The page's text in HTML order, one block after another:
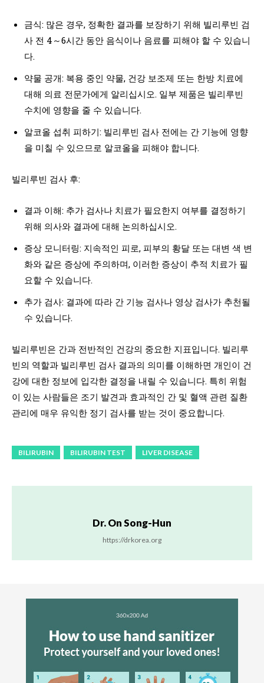
금식: 많은 경우, 정확한 결과를 보장하기 위해 빌리루빈 검
사 전 4～6시간 동안 음식이나 음료를 피해야 할 수 있습니
다.
약물 공개: 복용 중인 약물, 건강 보조제 또는 한방 치료에
대해 의료 전문가에게 알리십시오. 일부 제품은 빌리루빈
수치에 영향을 줄 수 있습니다.
알코올 섭취 피하기: 빌리루빈 검사 전에는 간 기능에 영향
을 미칠 수 있으므로 알코올을 피해야 합니다.
빌리루빈 검사 후:
결과 이해: 추가 검사나 치료가 필요한지 여부를 결정하기
위해 의사와 결과에 대해 논의하십시오.
증상 모니터링: 지속적인 피로, 피부의 황달 또는 대변 색 변
화와 같은 증상에 주의하며, 이러한 증상이 추적 치료가 필
요할 수 있습니다.
추가 검사: 결과에 따라 간 기능 검사나 영상 검사가 추천될
수 있습니다.
빌리루빈은 간과 전반적인 건강의 중요한 지표입니다. 빌리루
빈의 역할과 빌리루빈 검사 결과의 의미를 이해하면 개인이 건
강에 대한 정보에 입각한 결정을 내릴 수 있습니다. 특히 위험
이 있는 사람들은 조기 발견과 효과적인 간 및 혈액 관련 질환
관리에 매우 유익한 정기 검사를 받는 것이 중요합니다.
BILIRUBIN BILIRUBIN TEST LIVER DISEASE
Dr. On Song-Hun
https://drkorea.org